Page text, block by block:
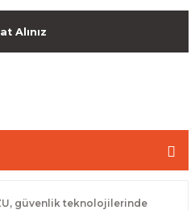
Alınız
güvenlik teknolojilerinde